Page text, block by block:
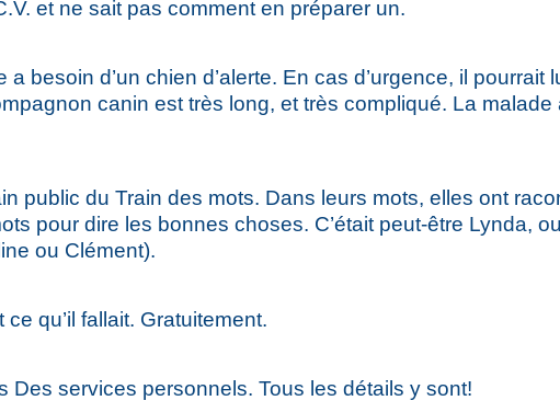
et ne sait pas comment en préparer un.
besoin d’un chien d’alerte. En cas d’urgence, il pourrait
canin est très long, et très compliqué. La
public du Train des mots. Dans leurs mots, elles ont
pour dire les bonnes choses. C’était peut-être Lynda,
ou Clément).
qu’il fallait. Gratuitement.
Des services personnels. Tous les détails y sont!